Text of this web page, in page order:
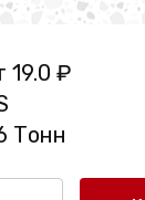
19.0 ₽
Тонн